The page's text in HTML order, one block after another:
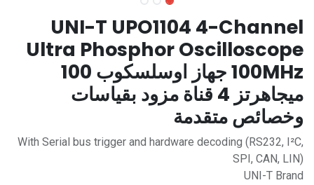
UNI-T UPO1104 4-Channel
Ultra Phosphor Oscilloscope
100MHz جهاز اوسلسكوب 100
ميجاهرتز 4 قناة مزود بقياسات
وخصائص متقدمة
With Serial bus trigger and hardware decoding (RS232, I²C,
SPI, CAN, LIN)
UNI-T Brand